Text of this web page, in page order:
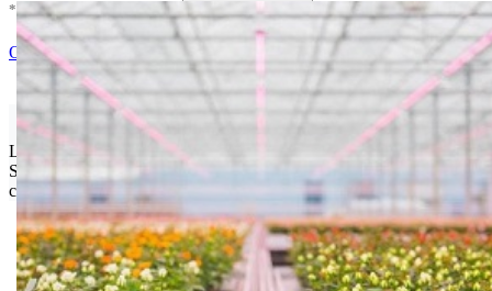
* U cenu je uracunat PDV * Nema Na Stanju !
Ocenite i napišite preporuku
Isporuka Info
Limit za porudžbinu je500.00 dinara
za isporuku na teritoriji
Srbije. Za inostranstvo, molimo da nas kontaktirate za informacije o
ceni i mogućnostima isporuke.
Bio priča
Biostimulacija